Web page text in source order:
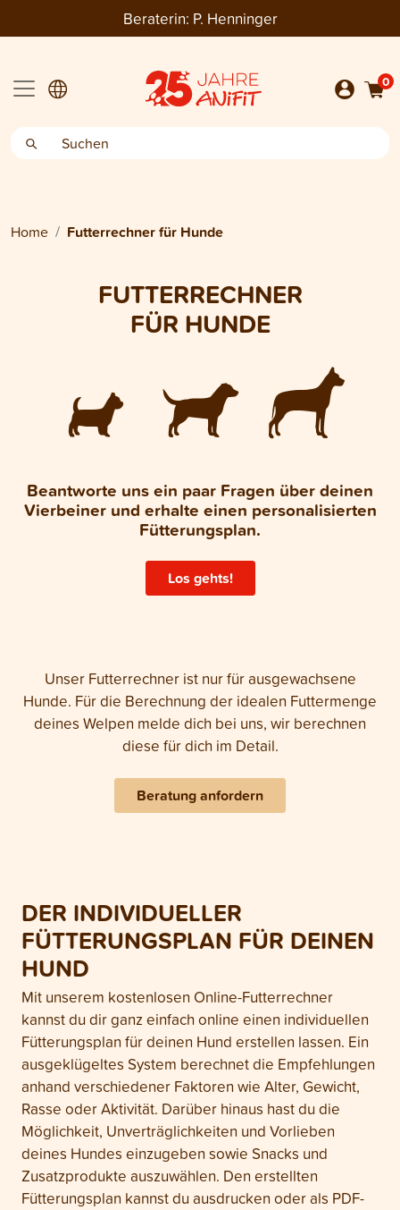
Beraterin: P. Henninger
0
Home Futterrechner für Hunde
FUTTERRECHNER
FÜR HUNDE
Beantworte uns ein paar Fragen über deinen
Vierbeiner und erhalte einen personalisierten
Fütterungsplan.
Los gehts!
Unser Futterrechner ist nur für ausgewachsene
Hunde. Für die Berechnung der idealen Futtermenge
deines Welpen melde dich bei uns, wir berechnen
diese für dich im Detail.
Beratung anfordern
DER INDIVIDUELLER
FÜTTERUNGSPLAN FÜR DEINEN
HUND
Mit unserem kostenlosen Online-Futterrechner
kannst du dir ganz einfach online einen individuellen
Fütterungsplan für deinen Hund erstellen lassen. Ein
ausgeklügeltes System berechnet die Empfehlungen
anhand verschiedener Faktoren wie Alter, Gewicht,
Rasse oder Aktivität. Darüber hinaus hast du die
Möglichkeit, Unverträglichkeiten und Vorlieben
deines Hundes einzugeben sowie Snacks und
Zusatzprodukte auszuwählen. Den erstellten
Fütterungsplan kannst du ausdrucken oder als PDF-